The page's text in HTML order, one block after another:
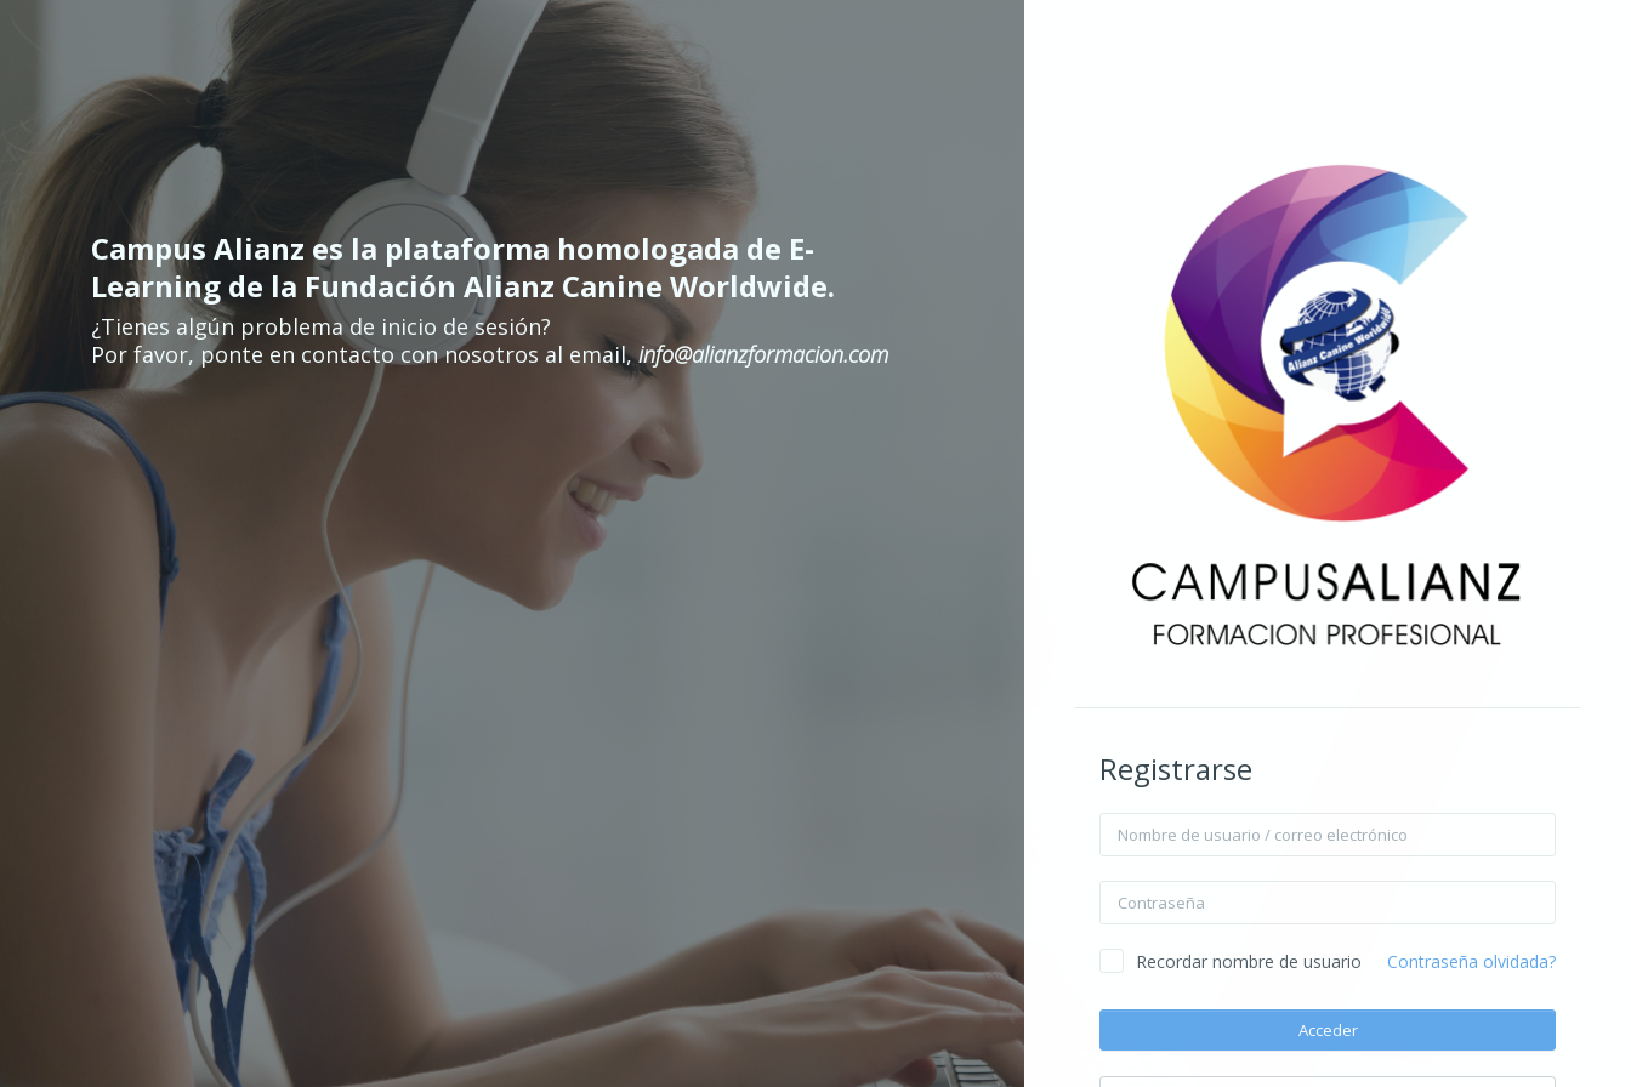
Campus Alianz es la plataforma homologada de E-
Learning de la Fundación Alianz Canine Worldwide.
¿Tienes algún problema de inicio de sesión?
Por favor, ponte en contacto con nosotros al email,info@alianzformacion.com
Registrarse
Nombre de usuario / correo electrónico
Recordar nombre de usuario Contraseña olvidada?
Acceder